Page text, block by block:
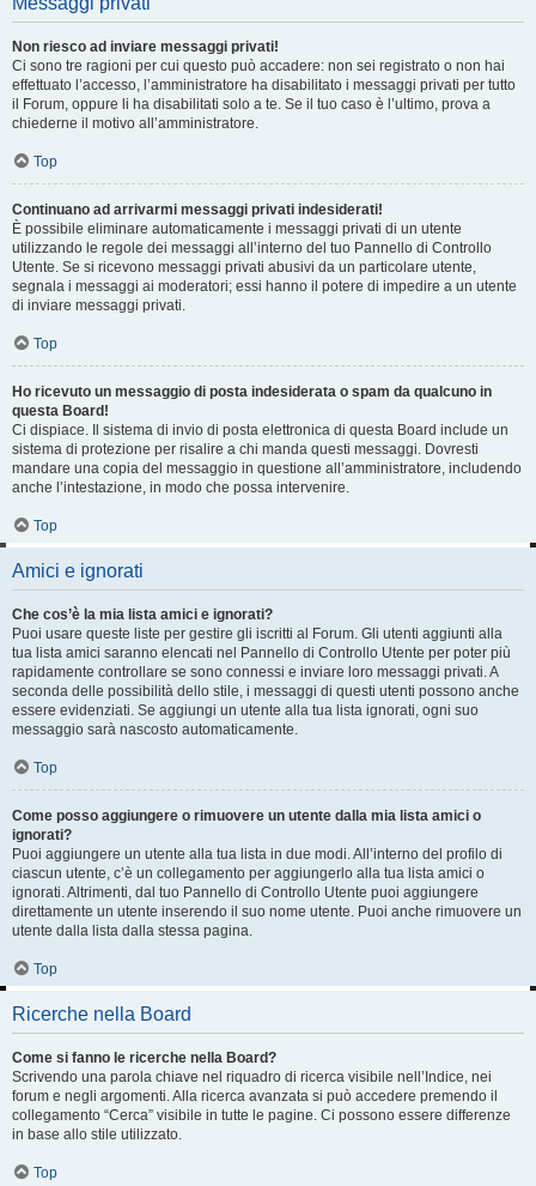
Non riesco ad inviare messaggi privati!
Ci sono tre ragioni per cui questo può accadere: non sei registrato o non hai
effettuato l’accesso, l’amministratore ha disabilitato i messaggi privati per tutto
il Forum, oppure li ha disabilitati solo a te. Se il tuo caso è l’ultimo, prova a
chiederne il motivo all’amministratore.
Top
Continuano ad arrivarmi messaggi privati indesiderati!
È possibile eliminare automaticamente i messaggi privati ​​di un utente
utilizzando le regole dei messaggi all’interno del tuo Pannello di Controllo
Utente. Se si ricevono messaggi privati ​​abusivi da un particolare utente,
segnala i messaggi ai moderatori; essi hanno il potere di impedire a un utente
di inviare messaggi privati​​.
Top
Ho ricevuto un messaggio di posta indesiderata o spam da qualcuno in
questa Board!
Ci dispiace. Il sistema di invio di posta elettronica di questa Board include un
sistema di protezione per risalire a chi manda questi messaggi. Dovresti
mandare una copia del messaggio in questione all’amministratore, includendo
anche l’intestazione, in modo che possa intervenire.
Top
Amici e ignorati
Che cos’è la mia lista amici e ignorati?
Puoi usare queste liste per gestire gli iscritti al Forum. Gli utenti aggiunti alla
tua lista amici saranno elencati nel Pannello di Controllo Utente per poter più
rapidamente controllare se sono connessi e inviare loro messaggi privati. A
seconda delle possibilità dello stile, i messaggi di questi utenti possono anche
essere evidenziati. Se aggiungi un utente alla tua lista ignorati, ogni suo
messaggio sarà nascosto automaticamente.
Top
Come posso aggiungere o rimuovere un utente dalla mia lista amici o
ignorati?
Puoi aggiungere un utente alla tua lista in due modi. All’interno del profilo di
ciascun utente, c’è un collegamento per aggiungerlo alla tua lista amici o
ignorati. Altrimenti, dal tuo Pannello di Controllo Utente puoi aggiungere
direttamente un utente inserendo il suo nome utente. Puoi anche rimuovere un
utente dalla lista dalla stessa pagina.
Top
Ricerche nella Board
Come si fanno le ricerche nella Board?
Scrivendo una parola chiave nel riquadro di ricerca visibile nell’Indice, nei
forum e negli argomenti. Alla ricerca avanzata si può accedere premendo il
collegamento “Cerca” visibile in tutte le pagine. Ci possono essere differenze
in base allo stile utilizzato.
Top